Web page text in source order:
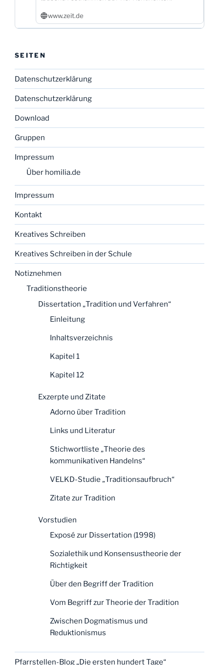
www.zeit.de
SEITEN
Datenschutzerklärung
Datenschutzerklärung
Download
Gruppen
Impressum
Über homilia.de
Impressum
Kontakt
Kreatives Schreiben
Kreatives Schreiben in der Schule
Notiznehmen
Traditionstheorie
Dissertation „Tradition und Verfahren“
Einleitung
Inhaltsverzeichnis
Kapitel 1
Kapitel 12
Exzerpte und Zitate
Adorno über Tradition
Links und Literatur
Stichwortliste „Theorie des
kommunikativen Handelns“
VELKD-Studie „Traditionsaufbruch“
Zitate zur Tradition
Vorstudien
Exposé zur Dissertation (1998)
Sozialethik und Konsensustheorie der
Richtigkeit
Über den Begriff der Tradition
Vom Begriff zur Theorie der Tradition
Zwischen Dogmatismus und
Reduktionismus
Pfarrstellen-Blog „Die ersten hundert Tage“